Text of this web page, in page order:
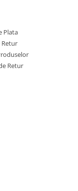
Plata
Retur
Retur